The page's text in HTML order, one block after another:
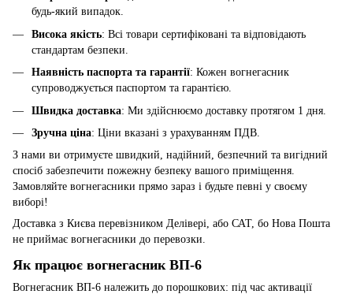
будь-який випадок.
Висока якість: Всі товари сертифіковані та відповідають
стандартам безпеки.
Наявність паспорта та гарантії: Кожен вогнегасник
супроводжується паспортом та гарантією.
Швидка доставка: Ми здійснюємо доставку протягом 1 дня.
Зручна ціна: Ціни вказані з урахуванням ПДВ.
З нами ви отримуєте швидкий, надійний, безпечний та вигідний
спосіб забезпечити пожежну безпеку вашого приміщення.
Замовляйте вогнегасники прямо зараз і будьте певні у своєму
виборі!
Доставка з Києва перевізником Делівері, або САТ, бо Нова Пошта
не приймає вогнегасники до перевозки.
Як працює вогнегасник ВП-6
Вогнегасник ВП-6 належить до порошкових: під час активації